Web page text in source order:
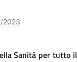
2023
Sanità per tutto il